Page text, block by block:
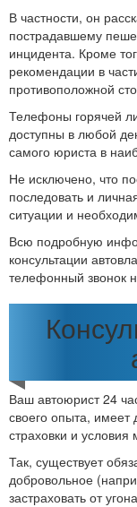
В частности, он
пострадавшему
инцидента. Кроме
рекомендации в
противоположной
Телефоны горячей
доступны в любой
самого юриста в
Не исключено, что
последовать и
ситуации и
Всю подробную
консультации
телефонный звонок
Ваш автоюрист 24
своего опыта,
страховки и
Так, существует
добровольное
застраховать от